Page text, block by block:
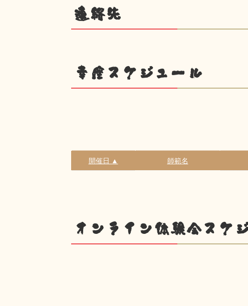
連絡先
幸座スケジュール
開催日 ▲ 師範名
オンライン体験会スケ